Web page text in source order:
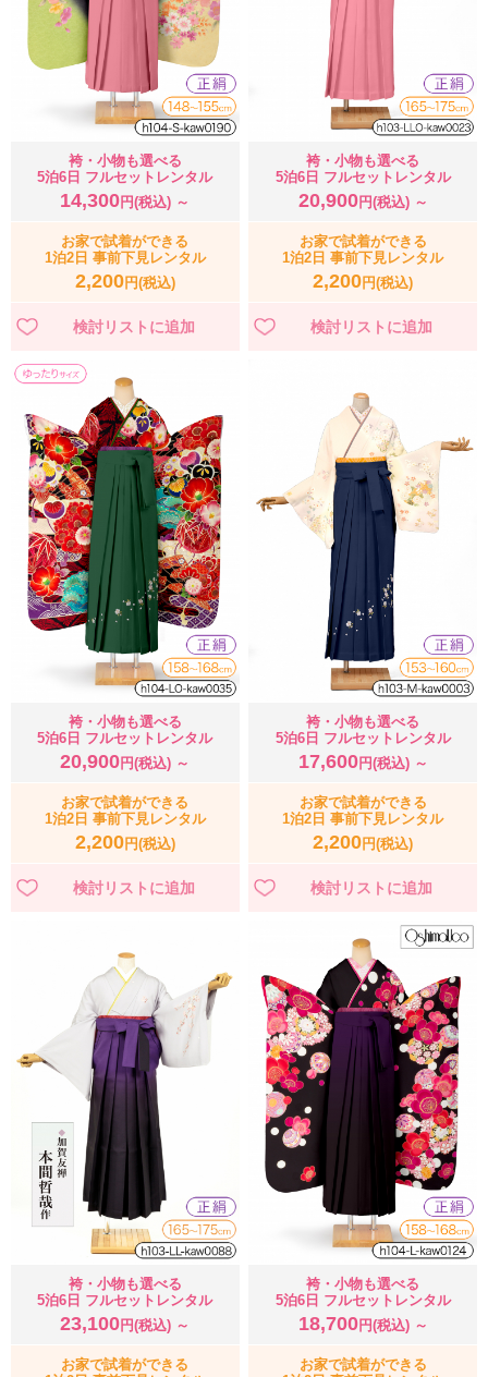
袴・小物も選べる
5泊6日 フルセットレンタル
14,300円(税込) ～
お家で試着ができる
1泊2日 事前下見レンタル
2,200円(税込)
袴・小物も選べる
5泊6日 フルセットレンタル
20,900円(税込) ～
お家で試着ができる
1泊2日 事前下見レンタル
2,200円(税込)
袴・小物も選べる
5泊6日 フルセットレンタル
20,900 円(税込) ～
お家で試着ができる
1泊2日 事前下見レンタル
2,200円(税込)
袴・小物も選べる
5泊6日 フルセットレンタル
17,600円(税込) ～
お家で試着ができる
1泊2日 事前下見レンタル
2,200円(税込)
袴・小物も選べる
5泊6日 フルセットレンタル
23,100 円(税込) ～
お家で試着ができる
袴・小物も選べる
5泊6日 フルセットレンタル
18,700円(税込) ～
お家で試着ができる